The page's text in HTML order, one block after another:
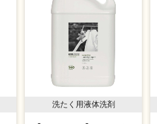
洗たく用液体洗剤